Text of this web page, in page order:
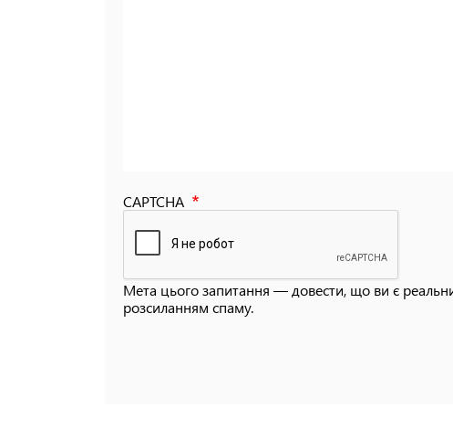
CAPTCHA
Мета цього запитання — довести, що ви є
розсиланням спаму.